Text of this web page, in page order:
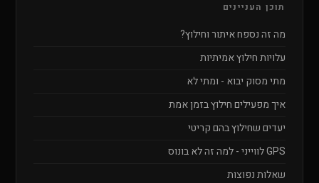
תוכן העניינים
מה זה נספח איתור וחילוץ?
עלויות חילוץ אמיתיות
מתי מסוק יבוא - ומתי לא
איך מפעילים חילוץ בזמן אמת
יעדים שחילוץ בהם קריטי
GPS לווייני - למה זה לא בונוס
שאלות נפוצות